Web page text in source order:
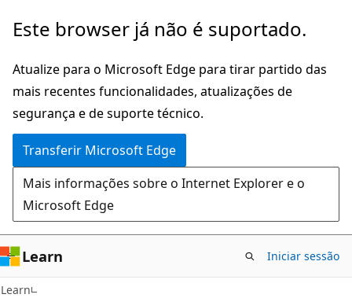
Saltar
o
conteúdo
principal
Este browser já não é suportado.
Atualize para o Microsoft Edge para tirar partido das
mais recentes funcionalidades, atualizações de
segurança e de suporte técnico.
Transferir Microsoft Edge
Mais informações sobre o Internet Explorer e o
Microsoft Edge
Learn Iniciar sessão
Learn